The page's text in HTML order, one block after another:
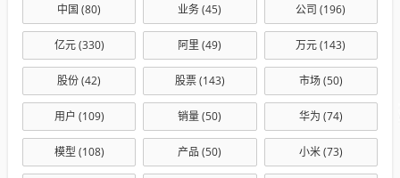
中国 (80) 业务(45) 公司 (196)
亿元(330) 阿里 (49) 万元(143)
股份(42) 股票(143) 市场(50)
用户 (109) 销量(50) 华为 (74)
模型 (108) 产品 (50) 小米(73)